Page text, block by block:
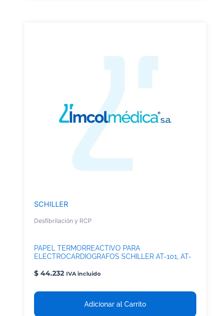
SCHILLER
Desfibrilación y RCP
PAPEL TERMORREACTIVO PARA
ELECTROCARDIOGRAFOS SCHILLER AT-101, AT-
$ 44.232 IVA incluido
Adicionar al Carrito